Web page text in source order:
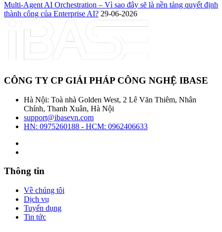
Multi-Agent AI Orchestration – Vì sao đây sẽ là nền tảng quyết định
thành công của Enterprise AI? 29-06-2026
CÔNG TY CP GIẢI PHÁP CÔNG NGHỆ IBASE
Hà Nội: Toà nhà Golden West, 2 Lê Văn Thiêm, Nhân
Chính, Thanh Xuân, Hà Nội
support@ibasevn.com
HN: 0975260188 - HCM: 0962406633
Thông tin
Về chúng tôi
Dịch vụ
Tuyển dụng
Tin tức